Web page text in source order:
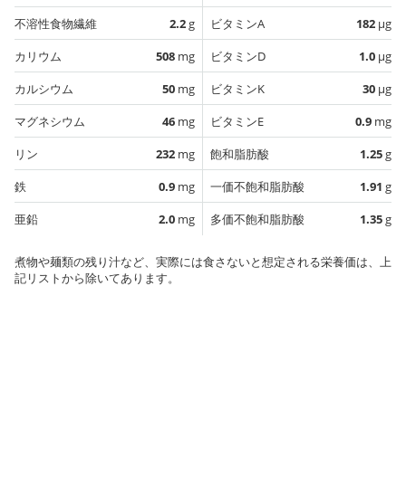
不溶性食物繊維
2.2g
カリウム
508 mg
カルシウム
50 mg
マグネシウム
46 mg
リン
232 mg
鉄
0.9 mg
亜鉛
2.0 mg
ビタミンA
182 µg
ビタミンD
1.0 µg
ビタミンK
30 µg
ビタミンE
0.9 mg
飽和脂肪酸
1.25g
一価不飽和脂肪酸
1.91 g
多価不飽和脂肪酸
1.35g
煮物や麺類の残り汁など、実際には食さないと想定される栄養価は、上
記リストから除いてあります。